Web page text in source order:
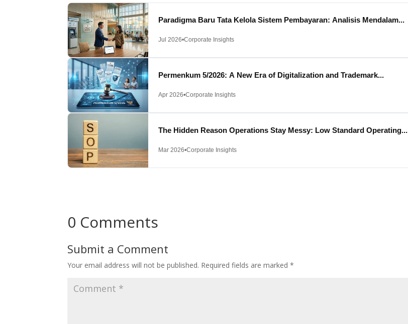
Paradigma Baru Tata Kelola Sistem Pembayaran: Analisis Mendalam...
Jul 2026•Corporate Insights
Permenkum 5/2026: A New Era of Digitalization and Trademark...
Apr 2026•Corporate Insights
The Hidden Reason Operations Stay Messy: Low Standard Operating...
Mar 2026•Corporate Insights
0 Comments
Submit a Comment
Your email address will not be published. Required fields are marked*